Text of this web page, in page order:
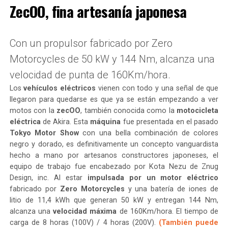
ZecOO, fina artesanía japonesa
Con un propulsor fabricado por Zero
Motorcycles de 50 kW y 144 Nm, alcanza una
velocidad de punta de 160Km/hora.
Losvehículos eléctricos vienen con todo y una señal de que
llegaron para quedarse es que ya se están empezando a ver
motos con lazecOO, también conocida como la motocicleta
eléctricade Akira. Esta máquina fue presentada en el pasado
Tokyo Motor Showcon una bella combinación de colores
negro y dorado, es definitivamente un concepto vanguardista
hecho a mano por artesanos constructores japoneses, el
equipo de trabajo fue encabezado por Kota Nezu de Znug
Design, inc. Al estar impulsada por un motor eléctrico
fabricado porZero Motorcycles y una batería de iones de
litio de 11,4 kWh que generan 50 kW y entregan 144 Nm,
alcanza unavelocidad máxima de 160Km/hora. El tiempo de
carga de 8 horas (100V) / 4 horas (200V). (También puede